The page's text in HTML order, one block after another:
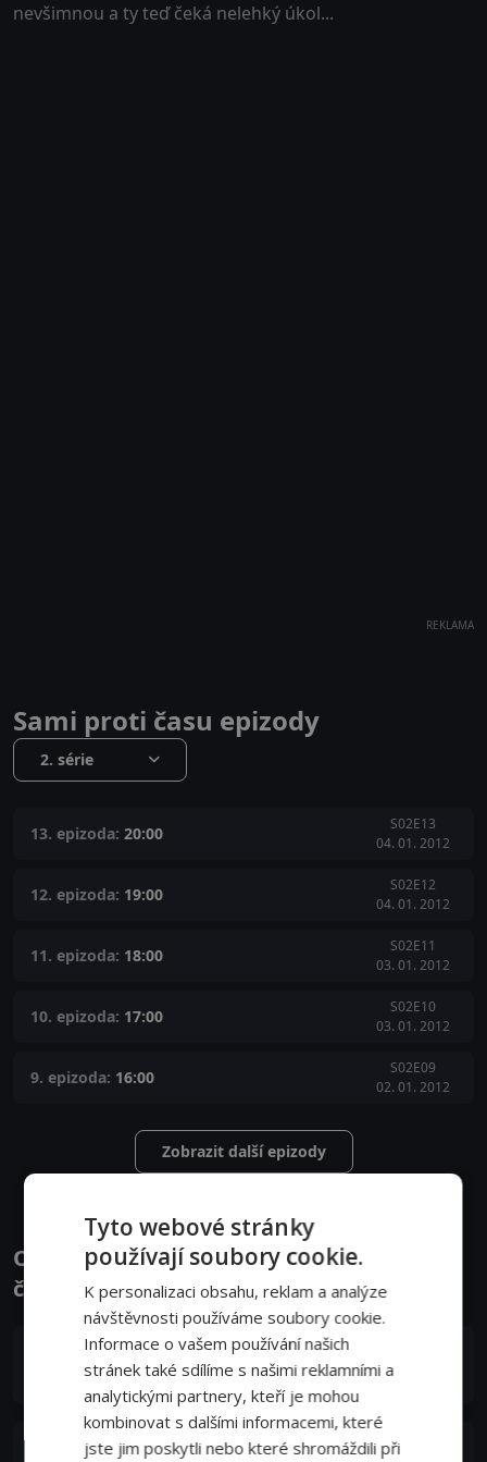
nevšimnou a ty teď čeká nelehký úkol...
REKLAMA
Sami proti času epizody
2. série
13. epizoda: 20:00
S02E13
04. 01. 2012
12. epizoda: 19:00
S02E12
04. 01. 2012
11. epizoda: 18:00
S02E11
03. 01. 2012
10. epizoda: 17:00
S02E10
03. 01. 2012
9. epizoda: 16:00
S02E09
02. 01. 2012
Zobrazit další epizody
Obsazení filmu nebo pořadu Sami proti
času - Herci a tvůrci
Peter Lohmeyer
Professor Brehmer
Timon Wloka
Tyto webové stránky
používají soubory cookie.
K personalizaci obsahu, reklam a analýze
návštěvnosti používáme soubory cookie.
Informace o vašem používání našich
stránek také sdílíme s našimi reklamními a
analytickými partnery, kteří je mohou
kombinovat s dalšími informacemi, které
jste jim poskytli nebo které shromáždili při